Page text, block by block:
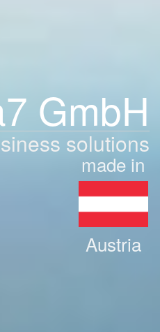
GmbH
solutions
made in
Austria